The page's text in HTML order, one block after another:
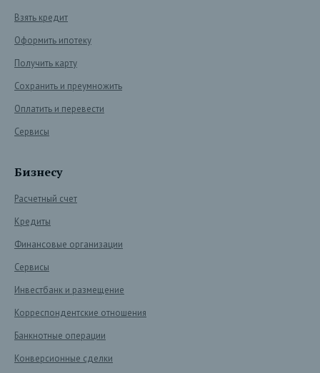
Взять кредит
Оформить ипотеку
Получить карту
Сохранить и преумножить
Оплатить и перевести
Сервисы
Бизнесу
Расчетный счет
Кредиты
Финансовые организации
Сервисы
Инвестбанк и размещение
Корреспондентские отношения
Банкнотные операции
Конверсионные сделки